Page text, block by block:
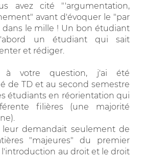
avez cité "'argumentation,
avant d'évoquer le "par
dans le mille ! Un bon étudiant
un étudiant qui sait
et rédiger.
à votre question, j'ai été
de TD et au second semestre
étudiants en réorientation qui
filières (une majorité
leur demandait seulement de
"majeures" du premier
l'introduction au droit et le droit